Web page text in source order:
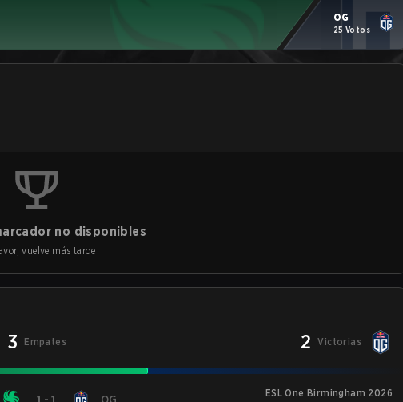
OG
25 Votos
no disponibles
vuelve más tarde
3 Empates 2 Victorias
ESL One Birmingham 2026